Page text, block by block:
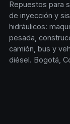
Repuestos para
de inyección y
hidráulicos:
pesada,
camión, bus y
diésel. Bogotá,